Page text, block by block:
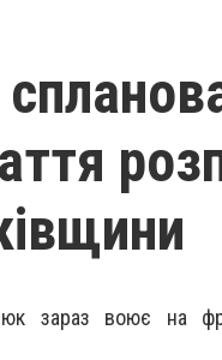
зараз воює на